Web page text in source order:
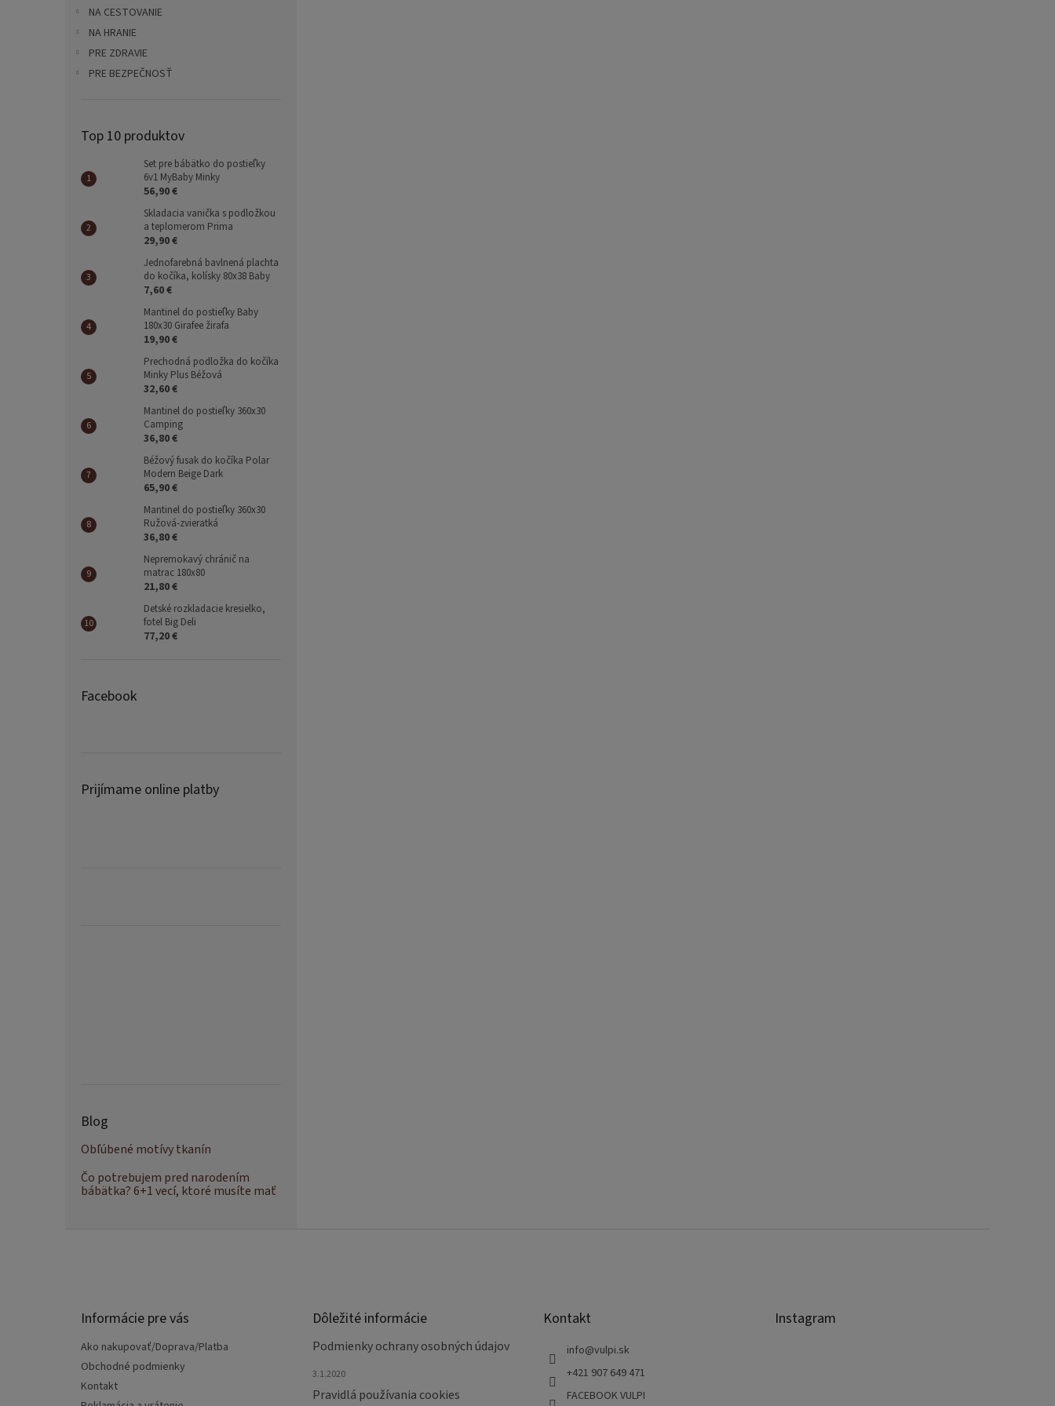
NA CESTOVANIE
NA HRANIE
PRE ZDRAVIE
PRE BEZPEČNOSŤ
Top 10 produktov
Set pre bábätko do postieľky
6v1 MyBaby Minky
56,90 €
Skladacia vanička s podložkou
a teplomerom Prima
29,90 €
Jednofarebná bavlnená plachta
do kočíka, kolísky 80x38 Baby
7,60 €
Mantinel do postieľky Baby
180x30 Girafee žirafa
19,90 €
Prechodná podložka do kočíka
Minky Plus Béžová
32,60 €
Mantinel do postieľky 360x30
Camping
36,80 €
Béžový fusak do kočíka Polar
Modern Beige Dark
65,90 €
Mantinel do postieľky 360x30
Ružová-zvieratká
36,80 €
Nepremokavý chránič na
matrac 180x80
21,80 €
Detské rozkladacie kresielko,
fotel Big Deli
77,20 €
Facebook
Prijímame online platby
Blog
Obľúbené motívy tkanín
Čo potrebujem pred narodením
bábätka? 6+1 vecí, ktoré musíte mať
Informácie pre vás
Ako nakupovať/Doprava/Platba
Obchodné podmienky
Kontakt
Dôležité informácie
Podmienky ochrany osobných údajov
3.1.2020
Pravidlá používania cookies
Kontakt
info@vulpi.sk
+421 907 649 471
FACEBOOK VULPI
Instagram